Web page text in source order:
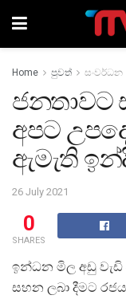
Home පුවත් සංවර්ධන
ජනතාවට
අපට
ඇමැති
26 July 2021
0
SHARES
ඉන්ධන මිල අඩු
සහන ලබා දීමට